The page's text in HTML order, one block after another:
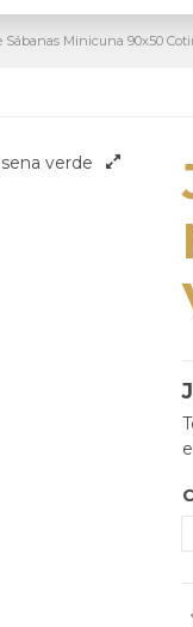
Sábanas Minicuna 90x50